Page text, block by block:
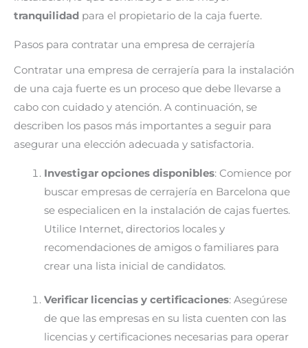
tranquilidad para el propietario de la caja fuerte.
Pasos para contratar una empresa de cerrajería
Contratar una empresa de cerrajería para la instalación
de una caja fuerte es un proceso que debe llevarse a
cabo con cuidado y atención. A continuación, se
describen los pasos más importantes a seguir para
asegurar una elección adecuada y satisfactoria.
Investigar opciones disponibles: Comience por
buscar empresas de cerrajería en Barcelona que
se especialicen en la instalación de cajas fuertes.
Utilice Internet, directorios locales y
recomendaciones de amigos o familiares para
crear una lista inicial de candidatos.
Verificar licencias y certificaciones: Asegúrese
de que las empresas en su lista cuenten con las
licencias y certificaciones necesarias para operar